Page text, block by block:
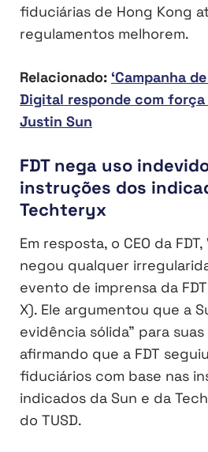
fiduciárias de Hong Kong
regulamentos melhorem.
Relacionado: ‘Campanha
Digital responde com força
Justin Sun
FDT nega uso
instruções dos
Techteryx
Em resposta, o CEO da
negou qualquer
evento de imprensa da
X). Ele argumentou que a
evidência sólida” para
afirmando que a FDT
fiduciários com base nas
indicados da Sun e da
do TUSD.